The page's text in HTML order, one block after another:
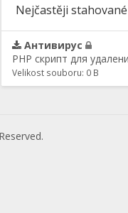
Nejčastěji stahované
Антивирус
PHP скрипт для
Velikost souboru: 0 B